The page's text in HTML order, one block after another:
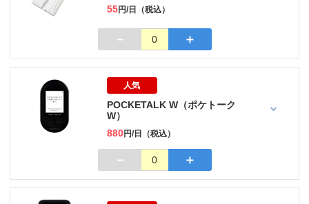
55円/日（税込）
－ 0 ＋
人気
POCKETALK W（ポケトーク
W）
880円/日（税込）
－ 0 ＋